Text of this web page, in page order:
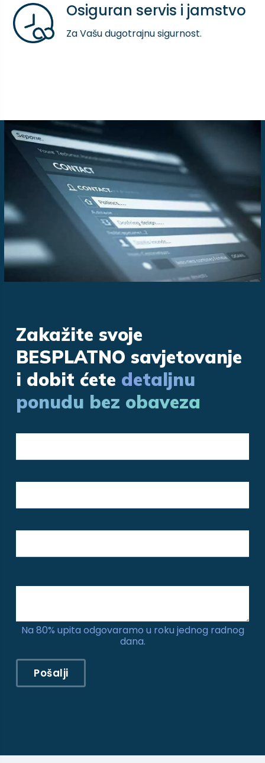
Osiguran servis i jamstvo
Za Vašu dugotrajnu sigurnost.
Zakažite svoje
BESPLATNO savjetovanje
i dobit ćete detaljnu
ponudu bez obaveza
Na 80% upita odgovaramo u roku jednog radnog
dana.